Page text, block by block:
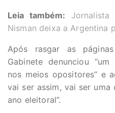
Leia também:
Nisman deixa a Argentina
Após rasgar as
Gabinete denunciou
nos meios opositores” e
vai ser assim, vai ser
ano eleitoral”.